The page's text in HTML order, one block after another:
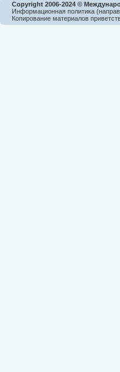
Copyright 2006-2024 ©
Информационная политика
Копирование материалов